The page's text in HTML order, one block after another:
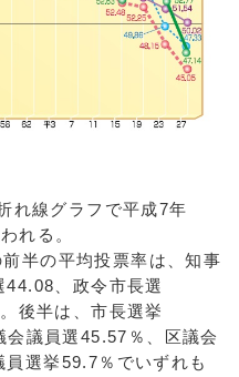
れ線グラフで平成7年
れる。
半の平均投票率は、知事
、政令市長選
後半は、市長選挙
議員選45.57％、区議会
選挙59.7％でいずれも